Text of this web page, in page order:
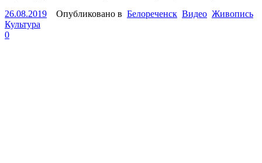
26.08.2019 Опубликовано в Белореченск Видео Живопись
Культура
0